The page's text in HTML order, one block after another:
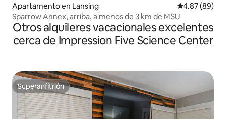
Apartamento en Lansing Calificación
4.87 (89)
Sparrow Annex, arriba, a menos de 3 km de MSU
Otros alquileres vacacionales excelentes
cerca de Impression Five Science Center
Superanfitrión
Superanfitrión